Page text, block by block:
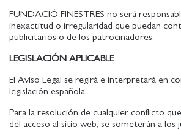
FUNDACIÓ FINESTRES no será
inexactitud o irregularidad que puedan
publicitarios o de los patrocinadores.
LEGISLACIÓN APLICABLE
El Aviso Legal se regirá e interpretará en
legislación española.
Para la resolución de cualquier conflicto
del acceso al sitio web, se someterán a los